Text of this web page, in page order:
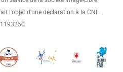
l'objet d'une déclaration à la CNIL